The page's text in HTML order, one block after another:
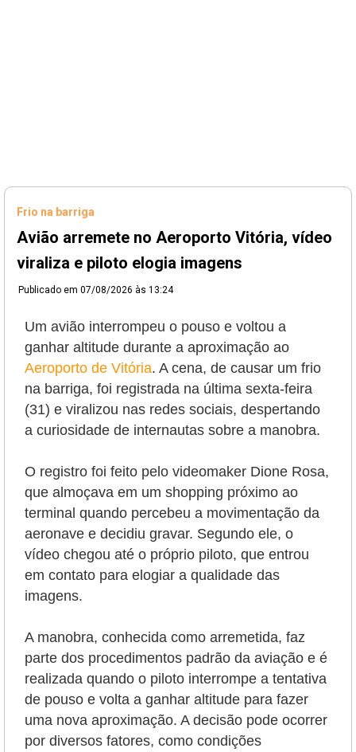
Frio na barriga
Avião arremete no Aeroporto Vitória, vídeo
viraliza e piloto elogia imagens
Publicado em 07/08/2026 às 13:24
Um avião interrompeu o pouso e voltou a
ganhar altitude durante a aproximação ao
Aeroporto de Vitória. A cena, de causar um frio
na barriga, foi registrada na última sexta-feira
(31) e viralizou nas redes sociais, despertando
a curiosidade de internautas sobre a manobra.
O registro foi feito pelo videomaker Dione Rosa,
que almoçava em um shopping próximo ao
terminal quando percebeu a movimentação da
aeronave e decidiu gravar. Segundo ele, o
vídeo chegou até o próprio piloto, que entrou
em contato para elogiar a qualidade das
imagens.
A manobra, conhecida como arremetida, faz
parte dos procedimentos padrão da aviação e é
realizada quando o piloto interrompe a tentativa
de pouso e volta a ganhar altitude para fazer
uma nova aproximação. A decisão pode ocorrer
por diversos fatores, como condições